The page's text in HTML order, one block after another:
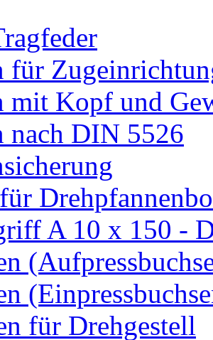
für
mit Kopf und
nach DIN 5526
A 10 x 150 -
für Drehgestell